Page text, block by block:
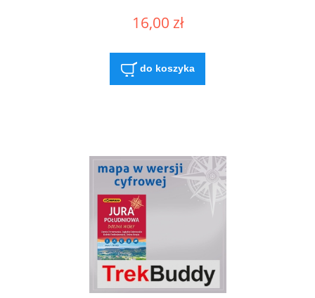
16,00 zł
do koszyka